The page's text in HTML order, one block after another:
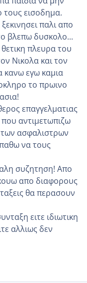
τους εισοδημα.
παλι απο
βλεπω δυσκολο...
πλευρα του
Νικολα και τον
κανω εγω καμια
το πρωινο
επαγγελματιας
αντιμετωπιζω
ασφαλιστρων
να τους
συζητηση! Απο
απο διαφορους
θα περασουν
ειτε ιδιωτικη
αλλιως δεν